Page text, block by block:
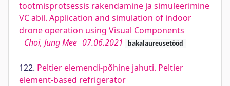
tootmisprotsessis rakendamine ja simuleerimine
VC abil. Application and simulation of indoor
drone operation using Visual Components
Choi, Jung Mee 07.06.2021 bakalaureusetööd
122. Peltier elemendi-põhine jahuti. Peltier
element-based refrigerator